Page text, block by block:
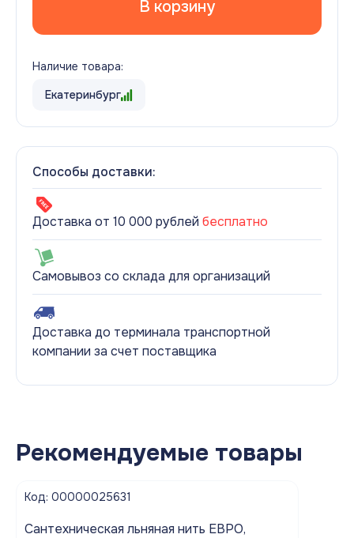
В корзину
Наличие товара:
Екатеринбург
Способы доставки:
Доставка от 10 000 рублей бесплатно
Самовывоз со склада для организаций
Доставка до терминала транспортной
компании за счет поставщика
Рекомендуемые товары
Код: 00000025631
Cантехническая льняная нить ЕВРО,